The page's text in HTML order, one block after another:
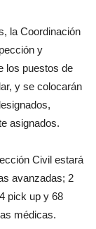
la Coordinación
y
los puestos de
y se colocarán
asignados.
Civil estará
avanzadas; 2
pick up y 68
médicas.